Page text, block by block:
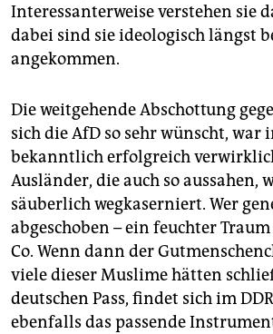
Interessanterweise verstehen sie
dabei sind sie ideologisch längst
angekommen.
Die weitgehende Abschottung
sich die AfD so sehr wünscht, war
bekanntlich erfolgreich
Ausländer, die auch so aussahen,
säuberlich wegkaserniert. Wer
abgeschoben – ein feuchter
Co. Wenn dann der
viele dieser Muslime hätten
deutschen Pass, findet sich im
ebenfalls das passende